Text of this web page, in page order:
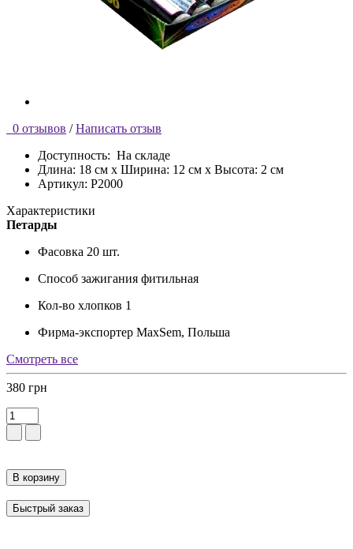
0 отзывов / Написать отзыв
Доступность: На складе
Длина: 18 см x Ширина: 12 см x Высота: 2 см
Артикул: P2000
Характеристики
Петарды
Фасовка 20 шт.
Способ зажигания фитильная
Кол-во хлопков 1
Фирма-экспортер MaxSem, Польша
Смотреть все
380 грн
В корзину
Быстрый заказ